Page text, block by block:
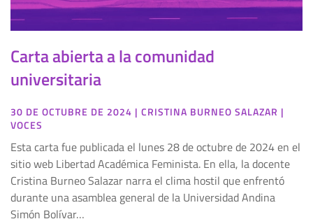
Carta abierta a la comunidad
universitaria
30 DE OCTUBRE DE 2024 | CRISTINA BURNEO SALAZAR |
VOCES
Esta carta fue publicada el lunes 28 de octubre de 2024 en el
sitio web Libertad Académica Feminista. En ella, la docente
Cristina Burneo Salazar narra el clima hostil que enfrentó
durante una asamblea general de la Universidad Andina
Simón Bolívar…